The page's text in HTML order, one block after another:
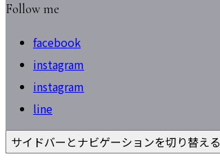
Follow me
facebook
instagram
instagram
line
サイドバーとナビゲーションを切り替える